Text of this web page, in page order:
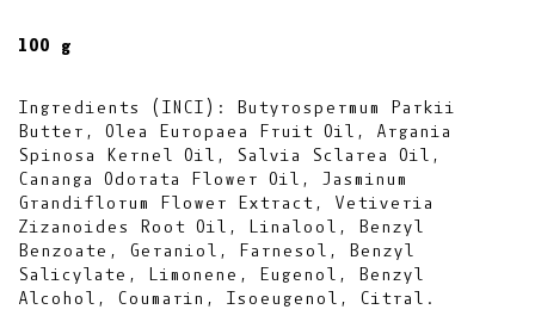
100 g
Ingredients (INCI): Butyrospermum Parkii
Butter, Olea Europaea Fruit Oil, Argania
Spinosa Kernel Oil, Salvia Sclarea Oil,
Cananga Odorata Flower Oil, Jasminum
Grandiflorum Flower Extract, Vetiveria
Zizanoides Root Oil, Linalool, Benzyl
Benzoate, Geraniol, Farnesol, Benzyl
Salicylate, Limonene, Eugenol, Benzyl
Alcohol, Coumarin, Isoeugenol, Citral.